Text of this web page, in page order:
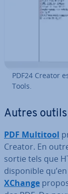
PDF24 Creator
Tools.
Autres
PDF Multitool
Creator. En
sortie tels que
dis­po­nible
XChange